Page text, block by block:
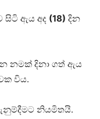
ඇය අද (18) දින
නමක් දිනා ගත් ඇය
විය.
නියමිතයි.